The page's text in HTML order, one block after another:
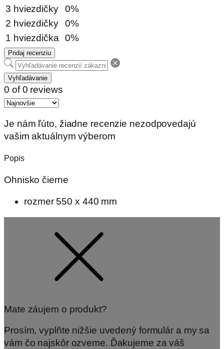
3 hviezdičky
0%
2 hviezdičky
0%
1 hviezdička
0%
Pridaj recenziu
Vyhľadávanie
0 of 0 reviews
Je nám ľúto, žiadne recenzie nezodpovedajú
vašim aktuálnym výberom
Popis
Ohnisko čierne
rozmer 550 x 440 mm
Mate záujem o produkt?
Prosím, vyplňte nižšie uvedený formulár a my sa
vám čo najskôr ozveme. Ďakujeme za váš